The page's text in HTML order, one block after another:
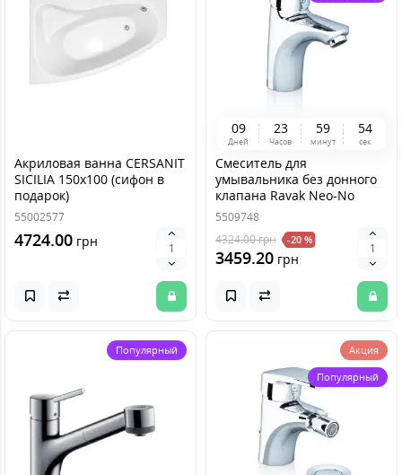
Акриловая ванна CERSANIT
SICILIA 150x100 (сифон в
подарок)
55002577
4724.00 грн
09
Дней
23
Часов
59
минут
54
сек
Смеситель для
умывальника без донного
клапана Ravak Neo-No
012.00
5509748
4324.00грн -20 %
3459.20 грн
Популярный
Акция
Популярный